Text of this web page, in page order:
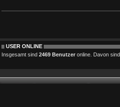
USER ONLINE
Insgesamt sind 2469 Benutzer online. Davon